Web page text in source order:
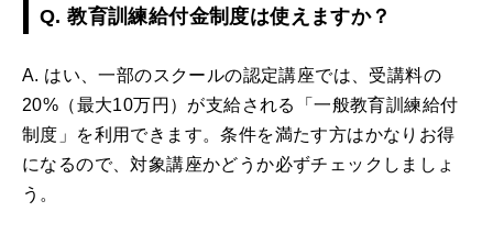
Q. 教育訓練給付金制度は使えますか？
A. はい、一部のスクールの認定講座では、受講料の
20%（最大10万円）が支給される「一般教育訓練給付
制度」を利用できます。条件を満たす方はかなりお得
になるので、対象講座かどうか必ずチェックしましょ
う。